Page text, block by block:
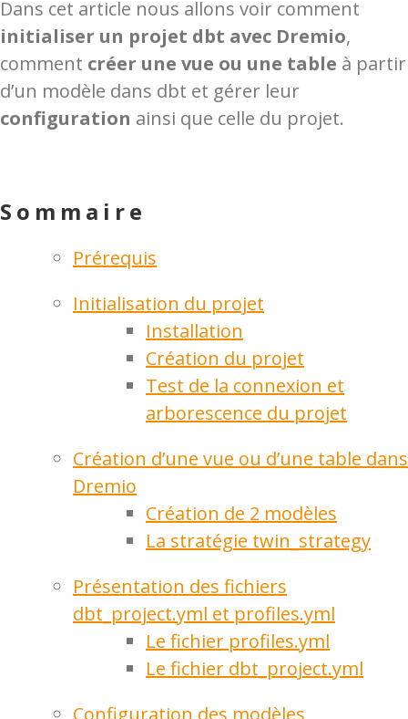
Dans cet article nous allons voir comment
initialiser un projet dbt avec Dremio,
comment créer une vue ou une table à partir
d’un modèle dans dbt et gérer leur
configuration ainsi que celle du projet.
Sommaire
Prérequis
Initialisation du projet
Installation
Création du projet
Test de la connexion et
arborescence du projet
Création d’une vue ou d’une table dans
Dremio
Création de 2 modèles
La stratégie twin_strategy
Présentation des fichiers
dbt_project.yml et profiles.yml
Le fichier profiles.yml
Le fichier dbt_project.yml
Configuration des modèles